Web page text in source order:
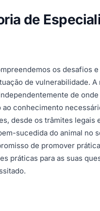
de
os desafios
de vulnerabilidade.
de
conhecimento
desde os trâmites legais
sucedida do animal no
de promover
práticas para as suas